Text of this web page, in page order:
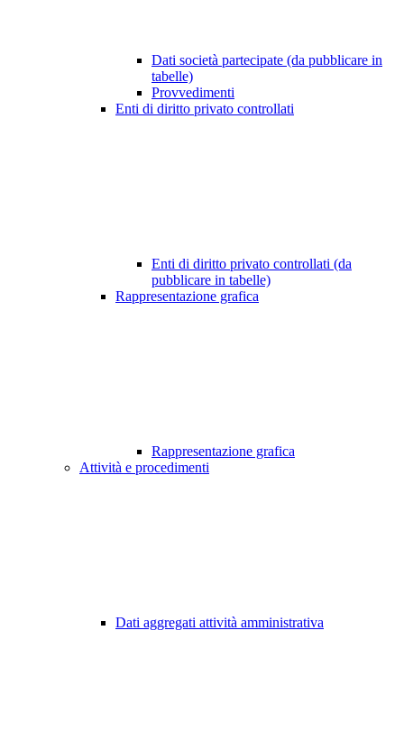
Dati società partecipate (da pubblicare in
tabelle)
Provvedimenti
Enti di diritto privato controllati
Enti di diritto privato controllati (da
pubblicare in tabelle)
Rappresentazione grafica
Rappresentazione grafica
Attività e procedimenti
Dati aggregati attività amministrativa